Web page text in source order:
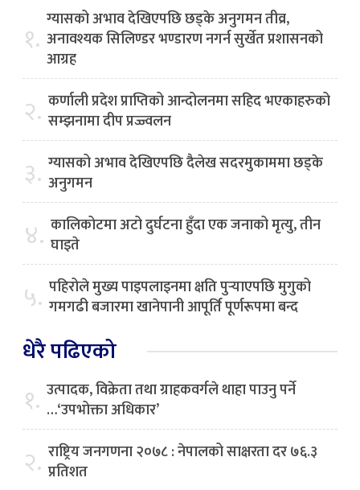
१. ग्यासको अभाव देखिएपछि छड्के अनुगमन तीव्र,
अनावश्यक सिलिण्डर भण्डारण नगर्न सुर्खेत प्रशासनको
आग्रह
२. कर्णाली प्रदेश प्राप्तिको आन्दोलनमा सहिद भएकाहरुको
सम्झनामा दीप प्रज्ज्वलन
३. ग्यासको अभाव देखिएपछि दैलेख सदरमुकाममा छड्के
अनुगमन
४. कालिकोटमा अटो दुर्घटना हुँदा एक जनाको मृत्यु, तीन
घाइते
५. पहिरोले मुख्य पाइपलाइनमा क्षति पुर्‍याएपछि मुगुको
गमगढी बजारमा खानेपानी आपूर्ति पूर्णरूपमा बन्द
धेरै पढिएको
१. उत्पादक, विक्रेता तथा ग्राहकवर्गले थाहा पाउनु पर्ने
…‘उपभोक्ता अधिकार’
२. राष्ट्रिय जनगणना २०७८ : नेपालको साक्षरता दर ७६.३
प्रतिशत